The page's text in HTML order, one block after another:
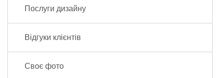
Послуги дизайну
Відгуки клієнтів
Своє фото